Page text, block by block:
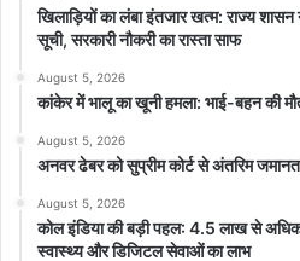
खिलाड़ियों का लंबा इंतजार खत्म: राज्य
सूची, सरकारी नौकरी का रास्ता साफ
August 5, 2026
कांकेर में भालू का खूनी हमला: भाई-बहन की
August 5, 2026
अनवर ढेबर को सुप्रीम कोर्ट से अंतरिम
August 5, 2026
कोल इंडिया की बड़ी पहल: 4.5 लाख से अधिक
स्वास्थ्य और डिजिटल सेवाओं का लाभ